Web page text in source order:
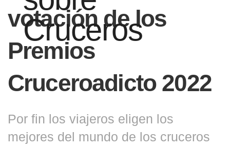
votación de los
Premios
Cruceroadicto 2022
Por fin los viajeros eligen los
mejores del mundo de los cruceros